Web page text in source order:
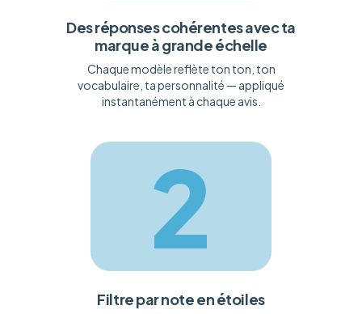
Des réponses cohérentes avec ta
marque à grande échelle
Chaque modèle reflète ton ton, ton
vocabulaire, ta personnalité — appliqué
instantanément à chaque avis.
2
Filtre par note en étoiles